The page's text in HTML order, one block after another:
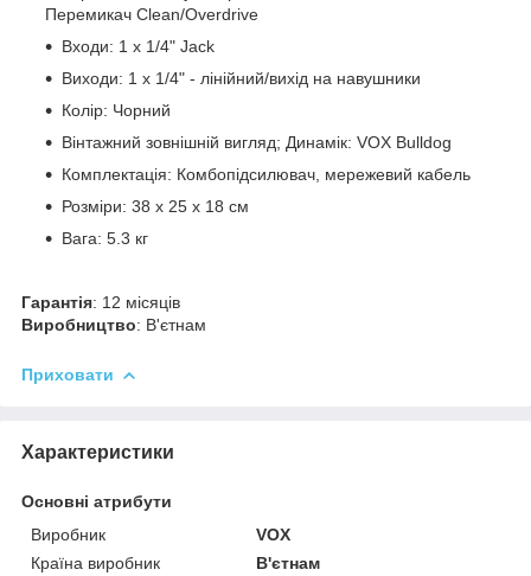
Перемикач Clean/Overdrive
Входи: 1 x 1/4" Jack
Виходи: 1 x 1/4" - лінійний/вихід на навушники
Колір: Чорний
Вінтажний зовнішній вигляд; Динамік: VOX Bulldog
Комплектація: Комбопідсилювач, мережевий кабель
Розміри: 38 x 25 x 18 см
Вага: 5.3 кг
Гарантія: 12 місяців
Виробництво: В'єтнам
Приховати
Характеристики
Основні атрибути
Виробник
VOX
Країна виробник
В'єтнам